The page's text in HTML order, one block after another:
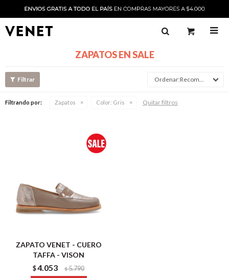

ZAPATOS EN SALE
Recomendado
Filtrando por: Zapatos Color: Gris Quitar filtros
ZAPATO VENET - CUERO
TAFFA - VISON
$4.053 $5.790